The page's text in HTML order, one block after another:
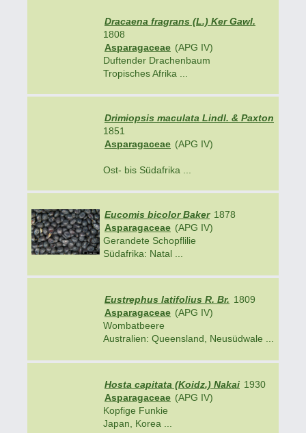
Dracaena fragrans (L.) Ker Gawl.
1808
Asparagaceae (APG IV)
Duftender Drachenbaum
Tropisches Afrika ...
Drimiopsis maculata Lindl. & Paxton
1851
Asparagaceae (APG IV)
Ost- bis Südafrika ...
Eucomis bicolor Baker 1878
Asparagaceae (APG IV)
Gerandete Schopflilie
Südafrika: Natal ...
Eustrephus latifolius R. Br. 1809
Asparagaceae (APG IV)
Wombatbeere
Australien: Queensland, Neusüdwale ...
Hosta capitata (Koidz.) Nakai 1930
Asparagaceae (APG IV)
Kopfige Funkie
Japan, Korea ...